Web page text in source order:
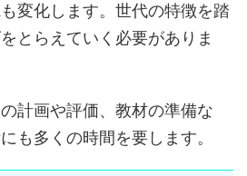
変化します。世代の特徴を踏
とらえていく必要がありま
計画や評価、教材の準備な
も多くの時間を要します。